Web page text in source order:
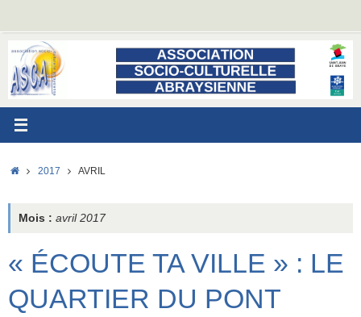
contenu
ACCUEIL
2017 AVRIL
Mois : avril 2017
« ÉCOUTE TA VILLE » : LE
QUARTIER DU PONT